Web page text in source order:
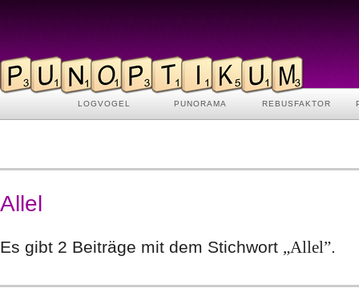
LOGVOGEL PUNORAMA REBUSFAKTOR
Allel
Es gibt 2 Beiträge mit dem Stichwort „Allel”.